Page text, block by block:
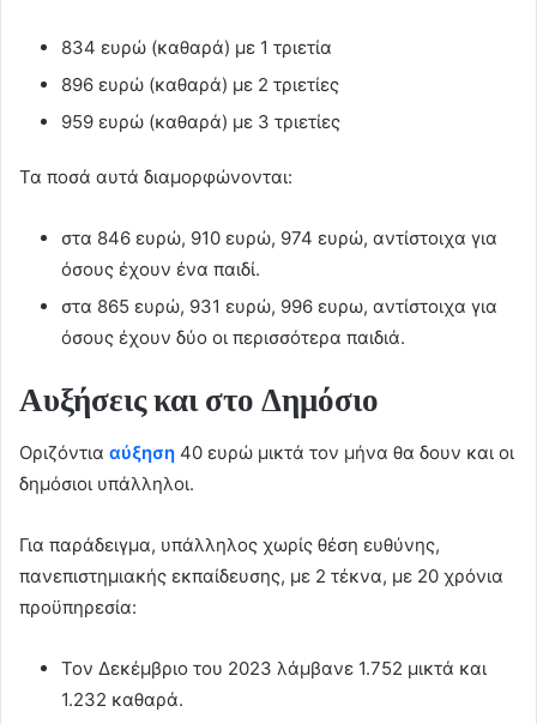
834 ευρώ (καθαρά) με 1 τριετία
896 ευρώ (καθαρά) με 2 τριετίες
959 ευρώ (καθαρά) με 3 τριετίες
Τα ποσά αυτά διαμορφώνονται:
στα 846 ευρώ, 910 ευρώ, 974 ευρώ, αντίστοιχα για
όσους έχουν ένα παιδί.
στα 865 ευρώ, 931 ευρώ, 996 ευρω, αντίστοιχα για
όσους έχουν δύο οι περισσότερα παιδιά.
Αυξήσεις και στο Δημόσιο
Οριζόντια αύξηση 40 ευρώ μικτά τον μήνα θα δουν και οι
δημόσιοι υπάλληλοι.
Για παράδειγμα, υπάλληλος χωρίς θέση ευθύνης,
πανεπιστημιακής εκπαίδευσης, με 2 τέκνα, με 20 χρόνια
προϋπηρεσία:
Τον Δεκέμβριο του 2023 λάμβανε 1.752 μικτά και
1.232 καθαρά.